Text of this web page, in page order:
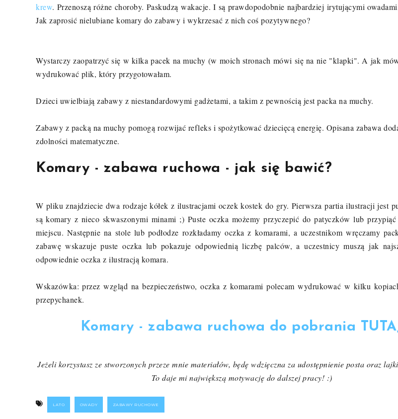
krew. Przenoszą różne choroby. Paskudzą wakacje. I są prawdopodobnie najbardziej irytującymi
Jak zaprosić nielubiane komary do zabawy i wykrzesać z nich coś pozytywnego?
Wystarczy zaopatrzyć się w kilka pacek na muchy (w moich stronach mówi się na nie "klapki". A jak
wydrukować plik, który przygotowałam.
Dzieci uwielbiają zabawy z niestandardowymi gadżetami, a takim z pewnością jest packa na muchy.
Zabawy z packą na muchy pomogą rozwijać refleks i spożytkować dziecięcą energię. Opisana zabawa
zdolności matematyczne.
Komary - zabawa ruchowa - jak się bawić?
W pliku znajdziecie dwa rodzaje kółek z ilustracjami oczek kostek do gry. Pierwsza partia ilustracji jest
są komary z nieco skwaszonymi minami ;) Puste oczka możemy przyczepić do patyczków lub
miejscu. Następnie na stole lub podłodze rozkładamy oczka z komarami, a uczestnikom wręczamy
zabawę wskazuje puste oczka lub pokazuje odpowiednią liczbę palców, a uczestnicy muszą jak
odpowiednie oczka z ilustracją komara.
Wskazówka: przez wzgląd na bezpieczeństwo, oczka z komarami polecam wydrukować w kilku
przepychanek.
Komary - zabawa ruchowa do pobrania
Jeżeli korzystasz ze stworzonych przeze mnie materiałów, będę wdzięczna za udostępnienie posta oraz
To daje mi największą motywację do dalszej pracy! :)
LATO OWADY ZABAWY RUCHOWE